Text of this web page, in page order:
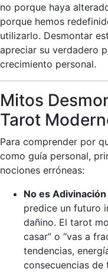
no porque haya
porque hemos
utilizarlo. Desmontar
apreciar su verdadero
crecimiento personal.
Mitos
Tarot
Para comprender por
como guía personal,
nociones erróneas:
No es
predice un futuro
dañino. El tarot
casar” o “vas a
tendencias,
consecuencias de